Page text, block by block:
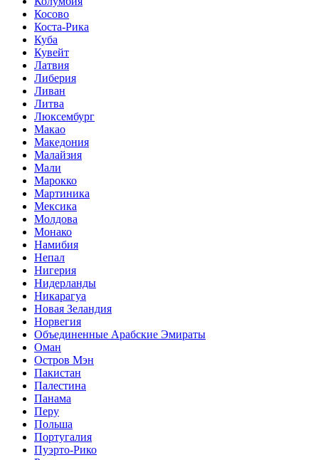
Косово
Коста-Рика
Куба
Кувейт
Латвия
Либерия
Ливан
Литва
Люксембург
Макао
Македония
Малайзия
Мали
Марокко
Мартиника
Мексика
Молдова
Монако
Намибия
Непал
Нигерия
Нидерланды
Никарагуа
Новая Зеландия
Норвегия
Объединенные Арабские Эмираты
Оман
Остров Мэн
Пакистан
Палестина
Панама
Перу
Польша
Португалия
Пуэрто-Рико